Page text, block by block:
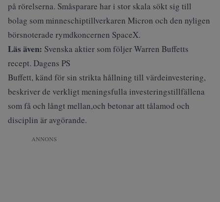
på rörelserna. Småsparare har i stor skala sökt sig till
bolag som minneschiptillverkaren Micron och den nyligen
börsnoterade rymdkoncernen SpaceX.
Läs även: Svenska aktier som följer Warren Buffetts
recept. Dagens PS
Buffett, känd för sin strikta hållning till värdeinvestering,
beskriver de verkligt meningsfulla investeringstillfällena
som få och långt mellan,och betonar att tålamod och
disciplin är avgörande.
ANNONS